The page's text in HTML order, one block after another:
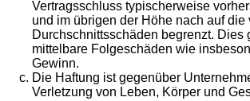
Vertragsschluss typischerweise
und im übrigen der Höhe nach auf die
Durchschnittsschäden begrenzt. Dies
mittelbare Folgeschäden wie
Gewinn.
Die Haftung ist gegenüber
Verletzung von Leben, Körper und